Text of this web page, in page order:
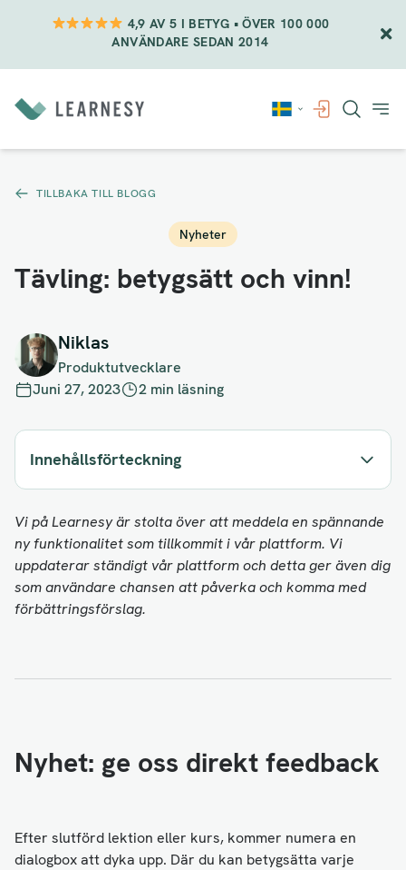
4,9 AV 5 I BETYG • ÖVER 100 000
ANVÄNDARE SEDAN 2014
till
innehåll
TILLBAKA TILL BLOGG
Nyheter
Tävling: betygsätt och vinn!
Niklas
Produktutvecklare
Juni 27, 2023
2 min läsning
Innehållsförteckning
Vi på Learnesy är stolta över att meddela en spännande
ny funktionalitet som tillkommit i vår plattform. Vi
uppdaterar ständigt vår plattform och detta ger även dig
som användare chansen att påverka och komma med
förbättringsförslag.
Nyhet: ge oss direkt feedback
Efter slutförd lektion eller kurs, kommer numera en
dialogbox att dyka upp. Där du kan betygsätta varje